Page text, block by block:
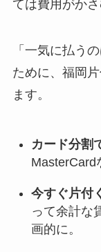
ては費用がか
「一気に払う
ために、福岡
ます。
カード分割
MasterCard
今すぐ片付
って余計な
画的に。